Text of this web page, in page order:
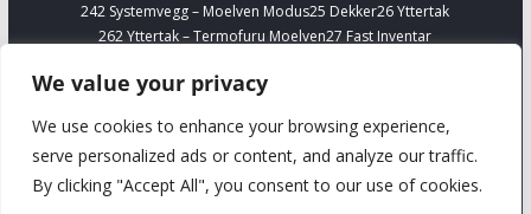
We value your privacy
We use cookies to enhance your browsing experience,
serve personalized ads or content, and analyze our traffic.
By clicking "Accept All", you consent to our use of cookies.
242 Systemvegg – Moelven Modus25 Dekker26 Yttertak
262 Yttertak – Termofuru Moelven27 Fast Inventar
254 Gulvbelegg Forbo Marmoleum Banevare
Silisium bronse og prefittings – Viega
Komplett rustfritt stålrørsystem til drikkevannsintallasjoner – 1.4401
Viega